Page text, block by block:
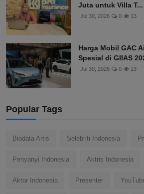
Juta untuk Villa T...
Jul 30, 2026 0 13
Harga Mobil GAC
Spesial di GIIAS
Jul 30, 2026 0 13
Popular Tags
Biodata Artis Selebriti Indonesia
Penyanyi Indonesia Aktris Indonesia
Aktor Indonesia Presenter